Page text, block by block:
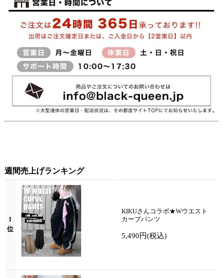
週間売上げランキング
1
位
KIKUさんコラボ★Wウエスト
カーブパンツ
5,490円(税込)